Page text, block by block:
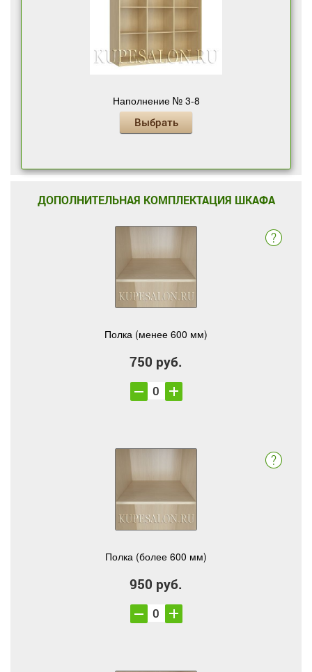
Наполнение № 3-8
Выбрать
ДОПОЛНИТЕЛЬНАЯ КОМПЛЕКТАЦИЯ ШКАФА
Полка (менее 600 мм)
750 руб.
Полка (более 600 мм)
950 руб.